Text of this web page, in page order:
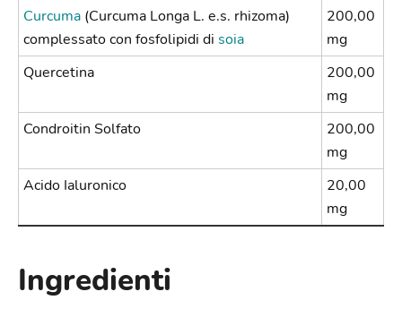
Curcuma (Curcuma Longa L. e.s. rhizoma)
complessato con fosfolipidi di soia
200,00
mg
Quercetina
200,00
mg
Condroitin Solfato
200,00
mg
Acido Ialuronico
20,00
mg
Ingredienti